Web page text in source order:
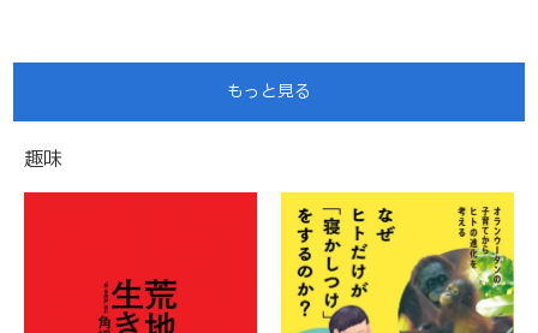
もっと見る
趣味